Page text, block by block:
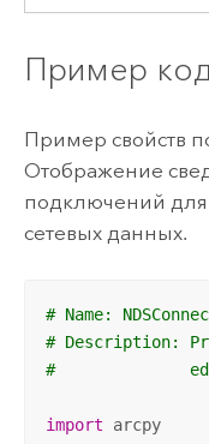
Пример
Пример свойств
Отображение
подключений для
сетевых данных.
# Name:
# Description:
#              edge
import
arcpy